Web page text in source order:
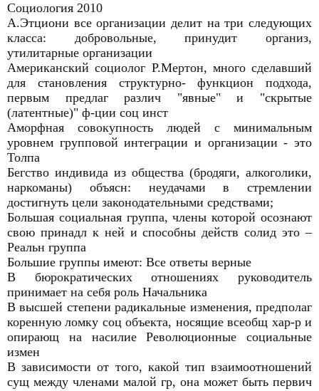
Социология 2010
А.Этциони все организации делит на три следующих
класса: добровольные, принудит организ,
утилитарные организации
Американский социолог Р.Мертон, много сделавший
для становления структурно- функцион подхода,
первым предлаг различ "явные" и "скрытые
(латентные)" ф-ции соц инст
Аморфная совокупность людей с минимальным
уровнем групповой интеграции и организации - это
Толпа
Бегство индивида из общества (бродяги, алкоголики,
наркоманы) объясн: неудачами в стремлении
достигнуть цели законодательными средствами;
Большая социальная группа, члены которой осознают
свою принадл к ней и способны действ солид это –
Реальн группа
Большие группы имеют: Все ответы верные
В бюрократических отношениях руководитель
принимает на себя роль Начальника
В высшей степени радикальные изменения, предполаг
коренную ломку соц объекта, носящие всеобщ хар-р и
опирающ на насилие Революционные социальные
измен
В зависимости от того, какой тип взаимоотношений
сущ между членами малой гр, она может быть первич